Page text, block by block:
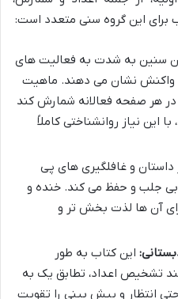
برای این گروه سنی متعدد است:
سنین به شدت به فعالیت های
واکنش نشان می دهند. ماهیت
هر صفحه فعالانه شمارش کند
این نیاز روانشناختی کاملاً
داستان و غافلگیری های پی
جلب و حفظ می کند. خنده و
آن ها لذت بخش تر و
این کتاب به طور
تشخیص اعداد، تطابق یک به
انتظار و پیش بینی را تقویت